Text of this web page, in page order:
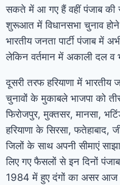
सकते में आ गए हैं वहीं पंजाब की
शुरूआत में विधानसभा चुनाव
भारतीय जनता पार्टी पंजाब में
लेकिन वर्तमान में अकाली दल
दूसरी तरफ हरियाणा में भारतीय
चुनावों के मुकाबले भाजपा को
फिरोजपुर, मुक्तसर, मानसा,
हरियाणा के सिरसा,
जिलों के साथ अपनी सीमाएं
लिए गए फैसलों से इन दिनों पंजाब
1984 में हुए दंगों का असर आज